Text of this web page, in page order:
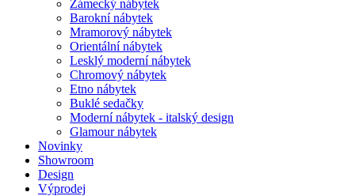
Zámecký nábytek
Barokní nábytek
Mramorový nábytek
Orientální nábytek
Lesklý moderní nábytek
Chromový nábytek
Etno nábytek
Buklé sedačky
Moderní nábytek - italský design
Glamour nábytek
Novinky
Showroom
Design
Výprodej